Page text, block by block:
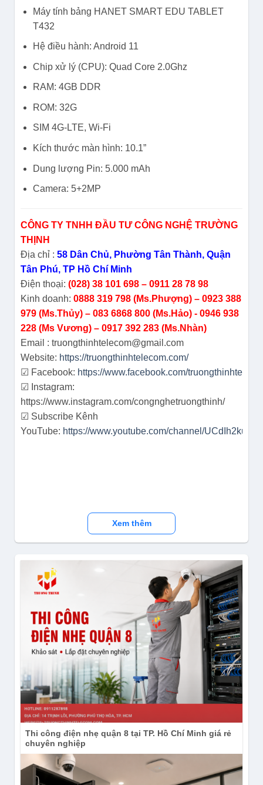
Máy tính bảng HANET SMART EDU TABLET
T432
Hệ điều hành: Android 11
Chip xử lý (CPU): Quad Core 2.0Ghz
RAM: 4GB DDR
ROM: 32G
SIM 4G-LTE, Wi-Fi
Kích thước màn hình: 10.1”
Dung lượng Pin: 5.000 mAh
Camera: 5+2MP
CÔNG TY TNHH ĐẦU TƯ CÔNG NGHỆ TRƯỜNG
THỊNH
Địa chỉ : 58 Dân Chủ, Phường Tân Thành, Quận
Tân Phú, TP Hồ Chí Minh
Điện thoại: (028) 38 101 698 – 0911 28 78 98
Kinh doanh: 0888 319 798 (Ms.Phượng) – 0923 388
979 (Ms.Thủy) – 083 6868 800 (Ms.Hảo) - 0946 938
228 (Ms Vương) – 0917 392 283 (Ms.Nhàn)
Email : truongthinhtelecom@gmail.com
Website: https://truongthinhtelecom.com/
☑ Facebook: https://www.facebook.com/
☑ Instagram:
https://www.instagram.com/congnghetruongthinh/
☑ Subscribe Kênh
YouTube: https://www.youtube.com/channel/
Xem thêm
Thi công điện nhẹ quận 8 tại TP. Hồ Chí Minh giá rẻ
chuyên nghiệp